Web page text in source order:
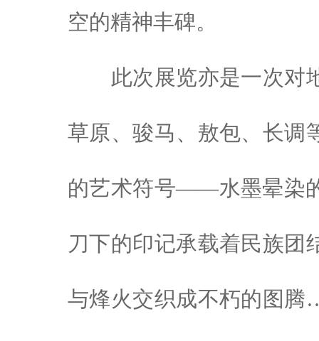
空的精神丰碑。
此次展览亦是一次对
草原、骏马、敖包、长调
的艺术符号——水墨晕染
刀下的印记承载着民族团
与烽火交织成不朽的图